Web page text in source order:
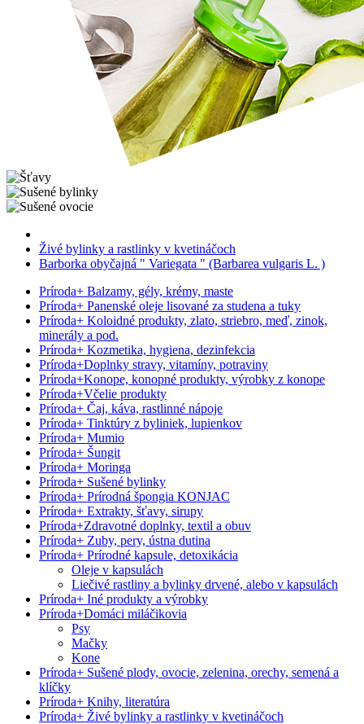
Živé bylinky a rastlinky v kvetináčoch
Barborka obyčajná " Variegata " (Barbarea vulgaris L. )
Príroda+ Balzamy, gély, krémy, maste
Príroda+ Panenské oleje lisované za studena a tuky
Príroda+ Koloidné produkty, zlato, striebro, meď, zinok,
minerály a pod.
Príroda+ Kozmetika, hygiena, dezinfekcia
Príroda+Doplnky stravy, vitamíny, potraviny
Príroda+Konope, konopné produkty, výrobky z konope
Príroda+Včelie produkty
Príroda+ Čaj, káva, rastlinné nápoje
Príroda+ Tinktúry z byliniek, lupienkov
Príroda+ Mumio
Príroda+ Šungit
Príroda+ Moringa
Príroda+ Sušené bylinky
Príroda+ Prírodná špongia KONJAC
Príroda+ Extrakty, šťavy, sirupy
Príroda+Zdravotné doplnky, textil a obuv
Príroda+ Zuby, pery, ústna dutina
Príroda+ Prírodné kapsule, detoxikácia
Oleje v kapsulách
Liečivé rastliny a bylinky drvené, alebo v kapsulách
Príroda+ Iné produkty a výrobky
Príroda+Domáci miláčikovia
Psy
Mačky
Kone
Príroda+ Sušené plody, ovocie, zelenina, orechy, semená a
klíčky
Príroda+ Knihy, literatúra
Príroda+ Živé bylinky a rastlinky v kvetináčoch